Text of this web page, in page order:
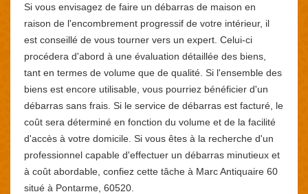
Si vous envisagez de faire un débarras de maison en
raison de l'encombrement progressif de votre intérieur, il
est conseillé de vous tourner vers un expert. Celui-ci
procédera d'abord à une évaluation détaillée des biens,
tant en termes de volume que de qualité. Si l'ensemble des
biens est encore utilisable, vous pourriez bénéficier d'un
débarras sans frais. Si le service de débarras est facturé, le
coût sera déterminé en fonction du volume et de la facilité
d'accès à votre domicile. Si vous êtes à la recherche d'un
professionnel capable d'effectuer un débarras minutieux et
à coût abordable, confiez cette tâche à Marc Antiquaire 60
situé à Pontarme, 60520.